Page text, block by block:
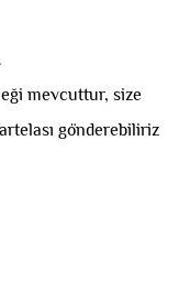
mevcuttur, size
gönderebiliriz